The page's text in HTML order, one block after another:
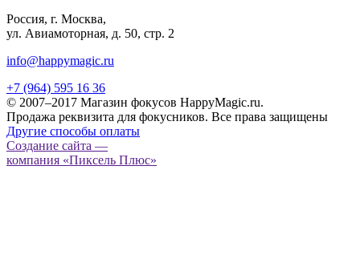
Россия, г. Москва,
ул. Авиамоторная, д. 50, стр. 2
info@happymagic.ru
+7 (964) 595 16 36
© 2007–2017 Магазин фокусов HappyMagic.ru.
Продажа реквизита для фокусников. Все права защищены
Другие способы оплаты
Создание сайта —
компания «Пиксель Плюс»